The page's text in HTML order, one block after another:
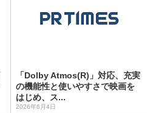
「Dolby Atmos(R)」対応、充実
の機能性と使いやすさで映画を
はじめ、ス...
2026年6月4日